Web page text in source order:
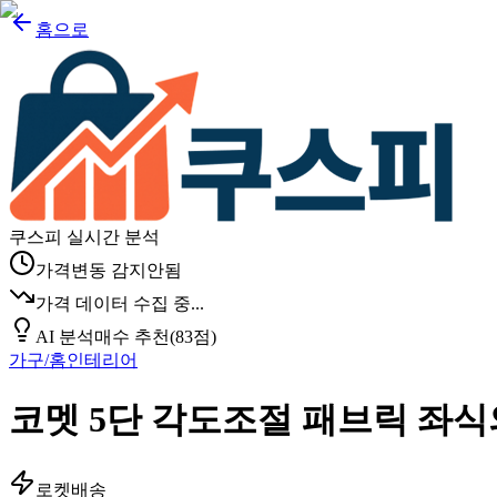
홈으로
쿠스피 실시간 분석
가격변동 감지안됨
가격 데이터 수집 중...
AI 분석매수 추천(83점)
가구/홈인테리어
코멧 5단 각도조절 패브릭 좌
로켓배송